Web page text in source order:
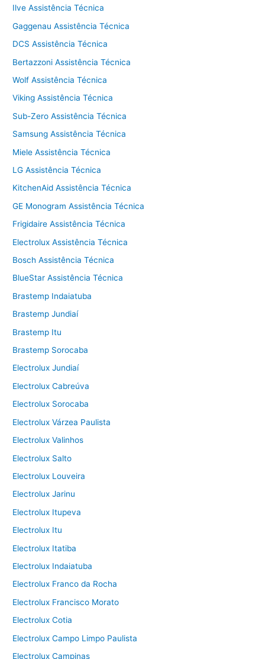
Ilve Assistência Técnica
Gaggenau Assistência Técnica
DCS Assistência Técnica
Bertazzoni Assistência Técnica
Wolf Assistência Técnica
Viking Assistência Técnica
Sub-Zero Assistência Técnica
Samsung Assistência Técnica
Miele Assistência Técnica
LG Assistência Técnica
KitchenAid Assistência Técnica
GE Monogram Assistência Técnica
Frigidaire Assistência Técnica
Electrolux Assistência Técnica
Bosch Assistência Técnica
BlueStar Assistência Técnica
Brastemp Indaiatuba
Brastemp Jundiaí
Brastemp Itu
Brastemp Sorocaba
Electrolux Jundiaí
Electrolux Cabreúva
Electrolux Sorocaba
Electrolux Várzea Paulista
Electrolux Valinhos
Electrolux Salto
Electrolux Louveira
Electrolux Jarinu
Electrolux Itupeva
Electrolux Itu
Electrolux Itatiba
Electrolux Indaiatuba
Electrolux Franco da Rocha
Electrolux Francisco Morato
Electrolux Cotia
Electrolux Campo Limpo Paulista
Electrolux Campinas